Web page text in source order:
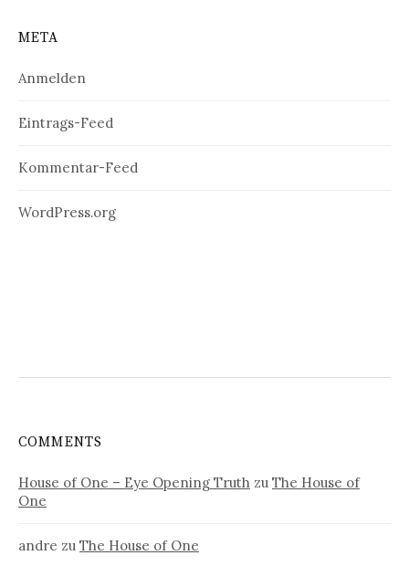
META
Anmelden
Eintrags-Feed
Kommentar-Feed
WordPress.org
COMMENTS
House of One – Eye Opening Truth zu The House of
One
andre zu The House of One